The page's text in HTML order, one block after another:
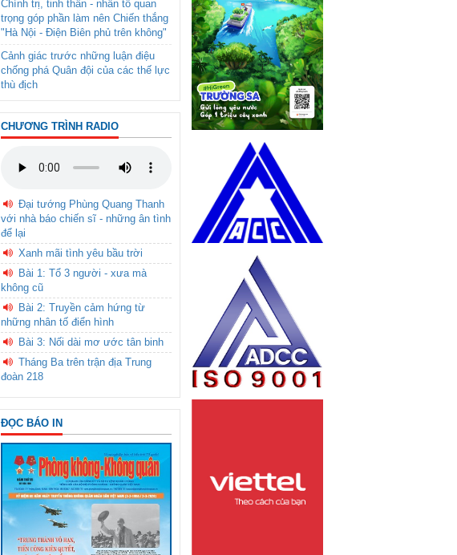
Chính trị, tinh thần - nhân tố quan
trọng góp phần làm nên Chiến thắng
"Hà Nội - Điện Biên phủ trên không"
Cảnh giác trước những luận điệu
chống phá Quân đội của các thế lực
thù địch
CHƯƠNG TRÌNH RADIO
Đại tướng Phùng Quang Thanh
với nhà báo chiến sĩ - những ân tình
để lại
Xanh mãi tình yêu bầu trời
Bài 1: Tổ 3 người - xưa mà
không cũ
Bài 2: Truyền cảm hứng từ
những nhân tố điển hình
Bài 3: Nối dài mơ ước tân binh
Tháng Ba trên trận địa Trung
đoàn 218
ĐỌC BÁO IN